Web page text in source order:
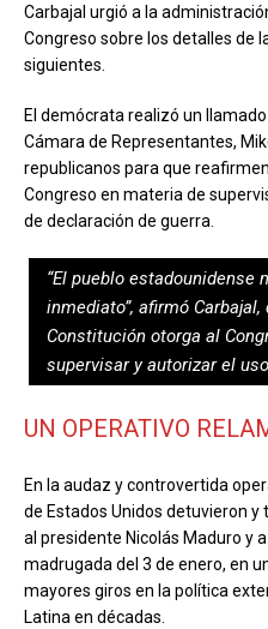
Carbajal urgió a la
Congreso sobre los detalles de
siguientes.
El demócrata realizó un
Cámara de Representantes,
republicanos para que
Congreso en materia de
de declaración de guerra.
“El pueblo estadounidense
inmediato”, afirmó
Constitución otorga al
supervisar y autorizar el
UN OPERATIVO
En la audaz y controvertida
de Estados Unidos detuvieron
al presidente Nicolás Maduro y
madrugada del 3 de enero, en
mayores giros en la política
Latina en décadas.